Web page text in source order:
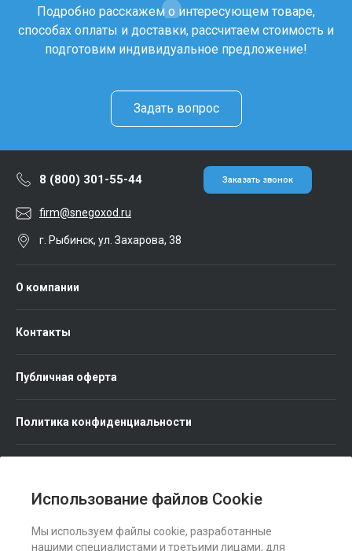
Использование файлов Cookie
Мы используем файлы cookie, разработанные
нашими специалистами и третьими лицами, для
Подробно расскажем о интересующем товаре,
способах оплаты и доставки, рассчитаем стоимость и
подготовим индивидуальное предложение!
Задать вопрос
8 (800) 301-55-44 Заказать звонок
firm@snegoxod.ru
г. Рыбинск, ул. Захарова, 38
О компании
Контакты
Публичная оферта
Политика конфиденциальности
Мы в соц. сетях